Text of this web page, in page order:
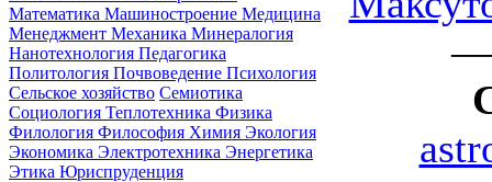
Математика Машиностроение Медицина
Менеджмент Механика Минералогия
Нанотехнология Педагогика
Политология Почвоведение Психология
Сельское хозяйство Семиотика
Социология Теплотехника Физика
Филология Философия Химия Экология
Экономика Электротехника Энергетика
Этика Юриспруденция
—